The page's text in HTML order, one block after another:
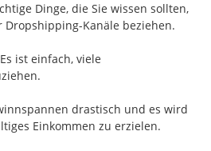
Dinge, die Sie wissen sollten,
Dropshipping-Kanäle beziehen.
Es ist einfach, viele
drastisch und es wird
Einkommen zu erzielen.